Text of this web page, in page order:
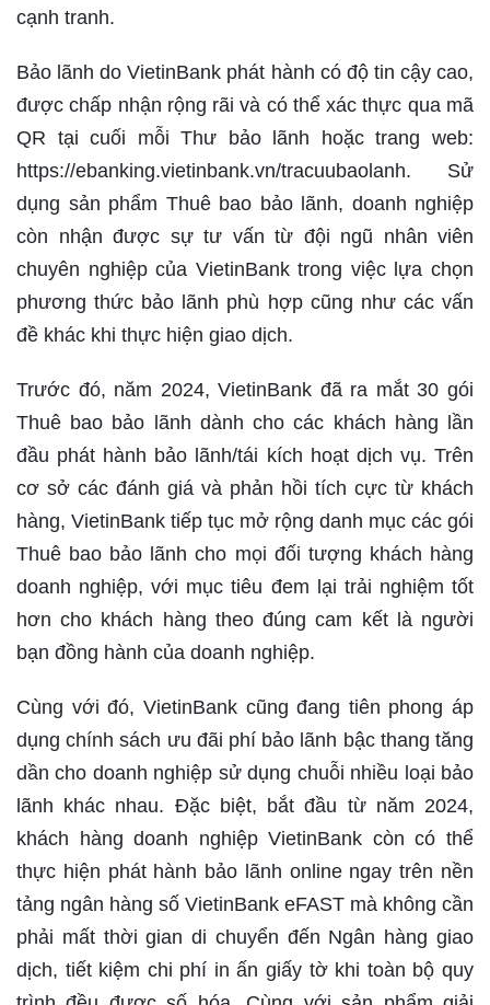
cạnh tranh.
Bảo lãnh do VietinBank phát hành có độ tin cậy cao,
được chấp nhận rộng rãi và có thể xác thực qua mã
QR tại cuối mỗi Thư bảo lãnh hoặc trang web:
https://ebanking.vietinbank.vn/tracuubaolanh. Sử
dụng sản phẩm Thuê bao bảo lãnh, doanh nghiệp
còn nhận được sự tư vấn từ đội ngũ nhân viên
chuyên nghiệp của VietinBank trong việc lựa chọn
phương thức bảo lãnh phù hợp cũng như các vấn
đề khác khi thực hiện giao dịch.
Trước đó, năm 2024, VietinBank đã ra mắt 30 gói
Thuê bao bảo lãnh dành cho các khách hàng lần
đầu phát hành bảo lãnh/tái kích hoạt dịch vụ. Trên
cơ sở các đánh giá và phản hồi tích cực từ khách
hàng, VietinBank tiếp tục mở rộng danh mục các gói
Thuê bao bảo lãnh cho mọi đối tượng khách hàng
doanh nghiệp, với mục tiêu đem lại trải nghiệm tốt
hơn cho khách hàng theo đúng cam kết là người
bạn đồng hành của doanh nghiệp.
Cùng với đó, VietinBank cũng đang tiên phong áp
dụng chính sách ưu đãi phí bảo lãnh bậc thang tăng
dần cho doanh nghiệp sử dụng chuỗi nhiều loại bảo
lãnh khác nhau. Đặc biệt, bắt đầu từ năm 2024,
khách hàng doanh nghiệp VietinBank còn có thể
thực hiện phát hành bảo lãnh online ngay trên nền
tảng ngân hàng số VietinBank eFAST mà không cần
phải mất thời gian di chuyển đến Ngân hàng giao
dịch, tiết kiệm chi phí in ấn giấy tờ khi toàn bộ quy